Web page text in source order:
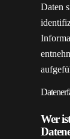
Daten
Wer